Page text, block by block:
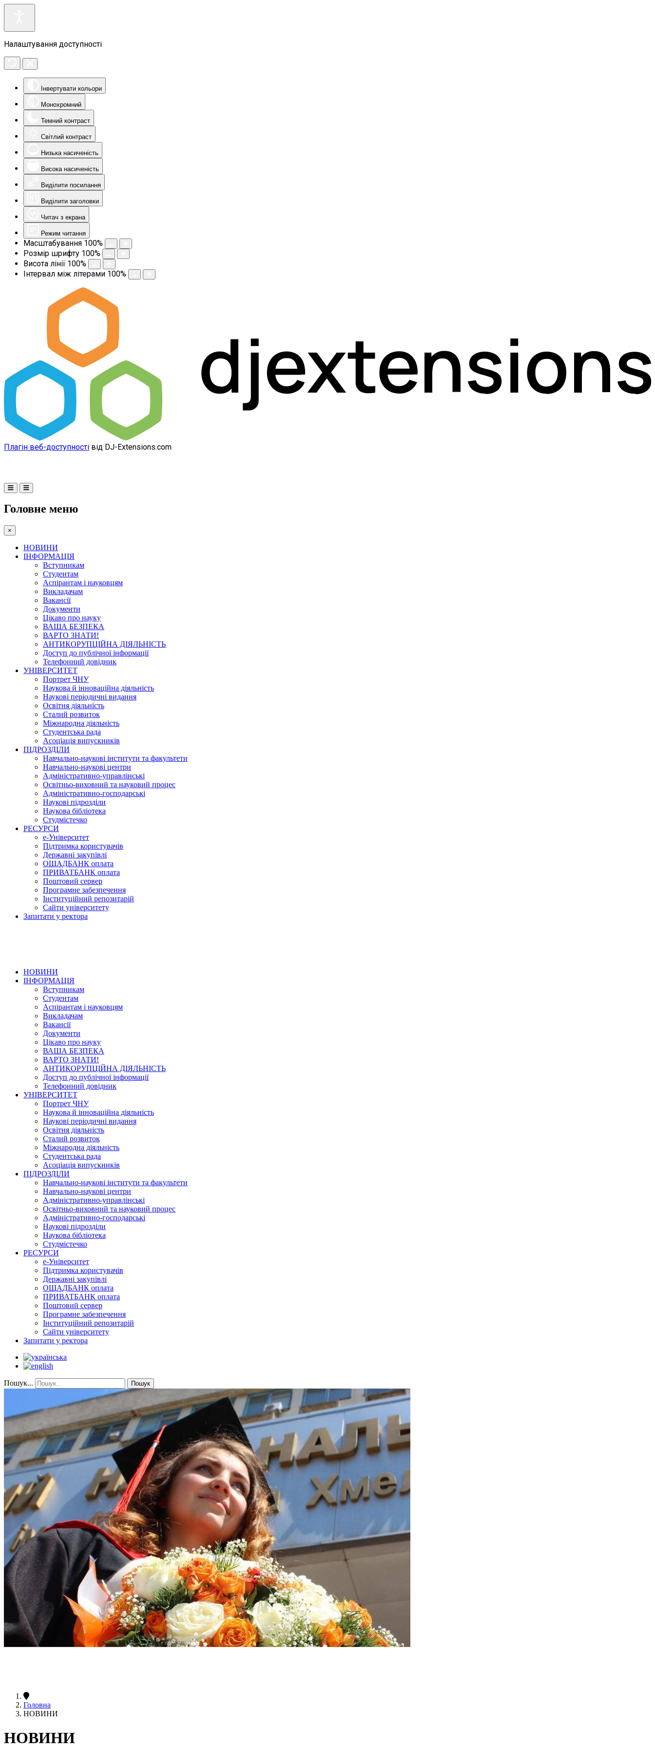
Налаштування доступності
Інвертувати кольори
Монохромний
Темний контраст
Світлий контраст
Низька насиченість
Висока насиченість
Виділити посилання
Виділити заголовки
Читач з екрана
Режим читання
Масштабування 100%
Розмір шрифту 100%
Висота лінії 100%
Інтервал між літерами 100%
Плагін веб-доступності від DJ-Extensions.com
Головне меню
×
НОВИНИ
ІНФОРМАЦІЯ
Вступникам
Студентам
Аспірантам і науковцям
Викладачам
Вакансії
Документи
Цікаво про науку
ВАША БЕЗПЕКА
ВАРТО ЗНАТИ!
АНТИКОРУПЦІЙНА ДІЯЛЬНІСТЬ
Доступ до публічної інформації
Телефонний довідник
УНІВЕРСИТЕТ
Портрет ЧНУ
Наукова й інноваційна діяльність
Наукові періодичні видання
Освітня діяльність
Сталий розвиток
Міжнародна діяльність
Студентська рада
Асоціація випускників
ПІДРОЗДІЛИ
Навчально-наукові інститути та факультети
Навчально-наукові центри
Адміністративно-управлінські
Освітньо-виховний та науковий процес
Адміністративно-господарські
Наукові підрозділи
Наукова бібліотека
Студмістечко
РЕСУРСИ
е-Університет
Підтримка користувачів
Державні закупівлі
ОЩАДБАНК оплата
ПРИВАТБАНК оплата
Поштовий сервер
Програмне забезпечення
Інституційний репозитарій
Сайти університету
Запитати у ректора
НОВИНИ
ІНФОРМАЦІЯ
Вступникам
Студентам
Аспірантам і науковцям
Викладачам
Вакансії
Документи
Цікаво про науку
ВАША БЕЗПЕКА
ВАРТО ЗНАТИ!
АНТИКОРУПЦІЙНА ДІЯЛЬНІСТЬ
Доступ до публічної інформації
Телефонний довідник
УНІВЕРСИТЕТ
Портрет ЧНУ
Наукова й інноваційна діяльність
Наукові періодичні видання
Освітня діяльність
Сталий розвиток
Міжнародна діяльність
Студентська рада
Асоціація випускників
ПІДРОЗДІЛИ
Навчально-наукові інститути та факультети
Навчально-наукові центри
Адміністративно-управлінські
Освітньо-виховний та науковий процес
Адміністративно-господарські
Наукові підрозділи
Наукова бібліотека
Студмістечко
РЕСУРСИ
е-Університет
Підтримка користувачів
Державні закупівлі
ОЩАДБАНК оплата
ПРИВАТБАНК оплата
Поштовий сервер
Програмне забезпечення
Інституційний репозитарій
Сайти університету
Запитати у ректора
Пошук... Пошук
Головна
НОВИНИ
НОВИНИ